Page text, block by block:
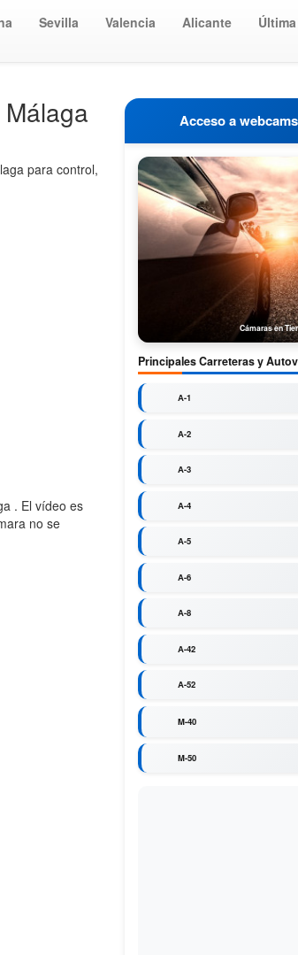
Sevilla Valencia Alicante
para control,
. El vídeo es
no se
Acceso a
Cámaras en
Principales Carreteras y
A-1
A-2
A-3
A-4
A-5
A-6
A-8
A-42
A-52
M-40
M-50